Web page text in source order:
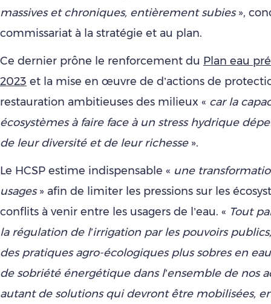
massives et chroniques, entièrement subies»,
commissariat à la stratégie et au plan.
Ce dernier prône le renforcement du Plan eau
2023 et la mise en œuvre de d’actions de
restauration ambitieuses des milieux « car la
écosystèmes à faire face à un stress hydrique
de leur diversité et de leur richesse».
Le HCSP estime indispensable « une
usages» afin de limiter les pressions sur les
conflits à venir entre les usagers de l’eau. « Tout
la régulation de l’irrigation par les pouvoirs
des pratiques agro-écologiques plus sobres en
de sobriété énergétique dans l’ensemble de nos
autant de solutions qui devront être mobilisées,